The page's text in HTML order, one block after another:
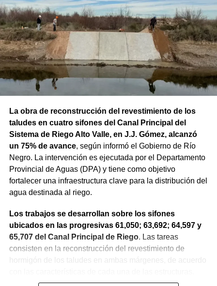
La obra de reconstrucción del revestimiento de los
taludes en cuatro sifones del Canal Principal del
Sistema de Riego Alto Valle, en J.J. Gómez, alcanzó
un 75% de avance, según informó el Gobierno de Río
Negro. La intervención es ejecutada por el Departamento
Provincial de Aguas (DPA) y tiene como objetivo
fortalecer una infraestructura clave para la distribución del
agua destinada al riego.
Los trabajos se desarrollan sobre los sifones
ubicados en las progresivas 61,050; 63,692; 64,597 y
65,707 del Canal Principal de Riego. Las tareas
consisten en la reconstrucción del revestimiento de
hormigón de los taludes en ambas márgenes, de acuerdo